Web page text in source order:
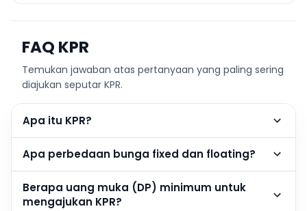
FAQ KPR
Temukan jawaban atas pertanyaan yang paling sering
diajukan seputar KPR.
Apa itu KPR?
Apa perbedaan bunga fixed dan floating?
Berapa uang muka (DP) minimum untuk
mengajukan KPR?